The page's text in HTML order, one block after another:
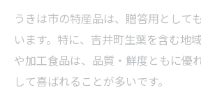
うきは市の特産品は、贈答用として
います。特に、吉井町生葉を含む地
や加工食品は、品質・鮮度ともに優
して喜ばれることが多いです。